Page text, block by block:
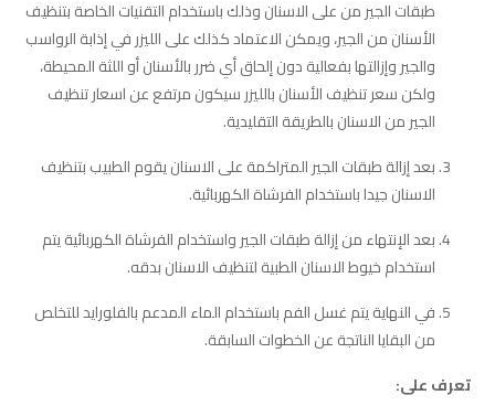
طبقات الجير من على الاسنان وذلك باستخدام التقنيات الخاصة بتنظيف
الأسنان من الجير، ويمكن الاعتماد كذلك على الليزر في إذابة الرواسب
والجير وإزالتها بفعالية دون إلحاق أي ضرر بالأسنان أو اللثة المحيطة،
ولكن سعر تنظيف الأسنان بالليزر سيكون مرتفع عن اسعار تنظيف
الجير من الاسنان بالطريقة التقليدية.
بعد إزالة طبقات الجير المتراكمة على الاسنان يقوم الطبيب بتنظيف
الاسنان جيدا باستخدام الفرشاة الكهربائية.
بعد الإنتهاء من إزالة طبقات الجير واستخدام الفرشاة الكهربائية يتم
استخدام خيوط الاسنان الطبية لتنظيف الاسنان بدقه.
في النهاية يتم غسل الفم باستخدام الماء المدعم بالفلورايد للتخلص
من البقايا الناتجة عن الخطوات السابقة.
تعرف على: